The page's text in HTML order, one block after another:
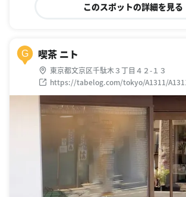
このスポットの詳細を見る
G 喫茶 ニト
東京都文京区千駄木３丁目４２-１３
https://tabelog.com/tokyo/A1311/